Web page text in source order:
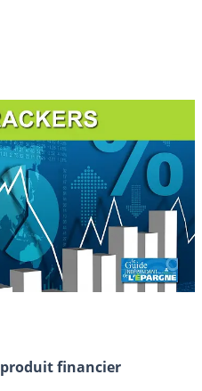
produit financier